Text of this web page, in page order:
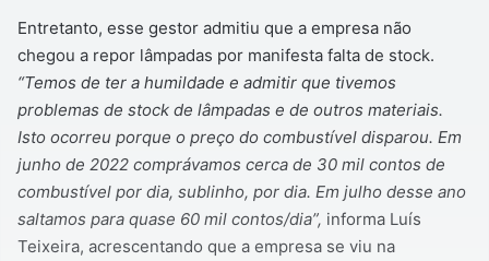
Entretanto, esse gestor admitiu que a empresa não
chegou a repor lâmpadas por manifesta falta de stock.
“Temos de ter a humildade e admitir que tivemos
problemas de stock de lâmpadas e de outros materiais.
Isto ocorreu porque o preço do combustível disparou. Em
junho de 2022 comprávamos cerca de 30 mil contos de
combustível por dia, sublinho, por dia. Em julho desse ano
saltamos para quase 60 mil contos/dia”, informa Luís
Teixeira, acrescentando que a empresa se viu na